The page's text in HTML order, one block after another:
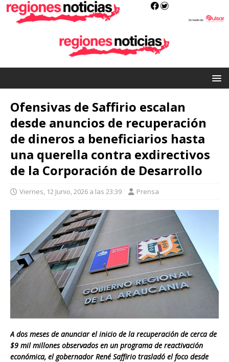
Ofensivas de Saffirio escalan
desde anuncios de recuperación
de dineros a beneficiarios hasta
una querella contra exdirectivos
de la Corporación de Desarrollo
Viernes, 12 Junio, 2026 a las 23:39 Prensa
A dos meses de anunciar el inicio de la recuperación de cerca de
$9 mil millones observados en un programa de reactivación
económica, el gobernador René Saffirio trasladó el foco desde